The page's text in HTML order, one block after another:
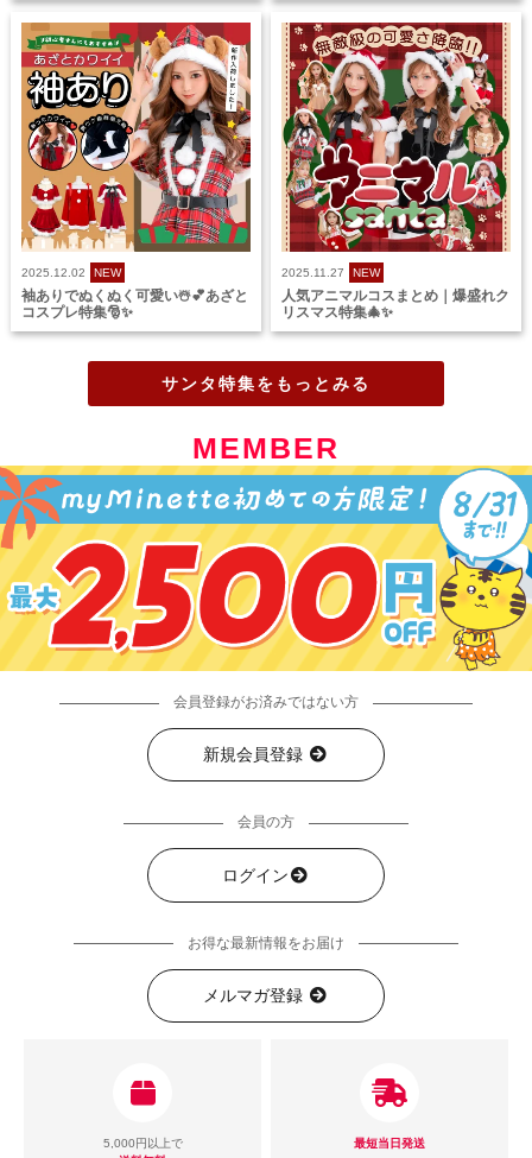
2025.12.02 NEW
袖ありでぬくぬく可愛い☃️💕あざと
コスプレ特集🎅✨
2025.11.27 NEW
人気アニマルコスまとめ｜爆盛れク
リスマス特集🎄✨
サンタ特集をもっとみる
MEMBER
会員登録がお済みではない方
新規会員登録
会員の方
ログイン
お得な最新情報をお届け
メルマガ登録
5,000円以上で
最短当日発送